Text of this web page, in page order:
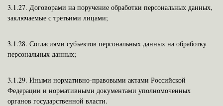
3.1.27. Договорами на поручение обработки персональных данных,
заключаемые с третьими лицами;
3.1.28. Согласиями субъектов персональных данных на обработку
персональных данных;
3.1.29. Иными нормативно-правовыми актами Российской
Федерации и нормативными документами уполномоченных
органов государственной власти.